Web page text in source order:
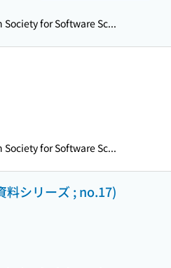
Society for Software Sc...
Society for Software Sc...
料シリーズ ; no.17)